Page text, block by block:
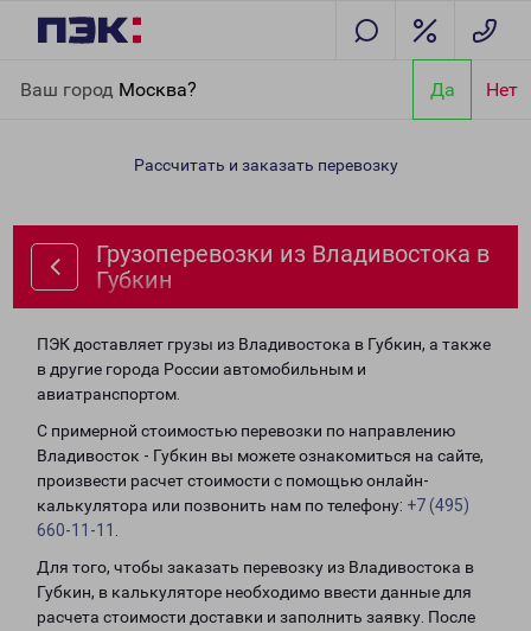
Ваш город Москва? Да Нет
Губкин
Рассчитать и заказать перевозку
Грузоперевозки из Владивостока в
Губкин
ПЭК доставляет грузы из Владивостока в Губкин, а также
в другие города России автомобильным и
авиатранспортом.
С примерной стоимостью перевозки по направлению
Владивосток - Губкин вы можете ознакомиться на сайте,
произвести расчет стоимости с помощью онлайн-
калькулятора или позвонить нам по телефону: +7 (495)
660-11-11
Для того, чтобы заказать перевозку из Владивостока в
Губкин, в калькуляторе необходимо ввести данные для
расчета стоимости доставки и заполнить заявку. После